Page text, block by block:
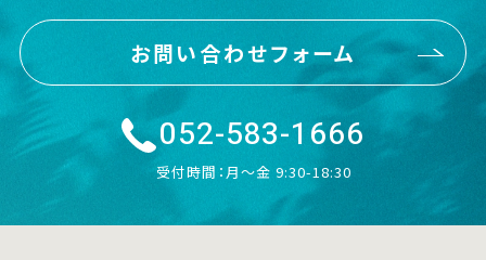
お問い合わせフォーム
052-583-1666
受付時間：月〜金 9:30-18:30